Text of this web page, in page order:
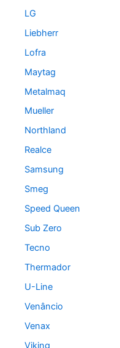
LG
Liebherr
Lofra
Maytag
Metalmaq
Mueller
Northland
Realce
Samsung
Smeg
Speed Queen
Sub Zero
Tecno
Thermador
U-Line
Venâncio
Venax
Viking